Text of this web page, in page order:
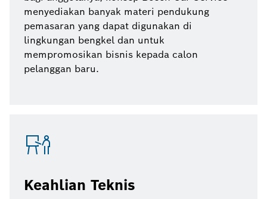
menyediakan banyak materi pendukung
pemasaran yang dapat digunakan di
lingkungan bengkel dan untuk
mempromosikan bisnis kepada calon
pelanggan baru.
Keahlian Teknis